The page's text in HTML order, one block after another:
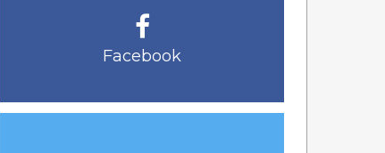
Facebook